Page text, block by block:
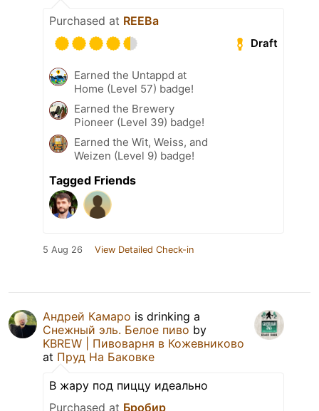
Purchased at REEBa
Draft
Earned the Untappd at
Home (Level 57) badge!
Earned the Brewery
Pioneer (Level 39) badge!
Earned the Wit, Weiss, and
Weizen (Level 9) badge!
Tagged Friends
5 Aug 26 View Detailed Check-in
Андрей Камаро is drinking a
Снежный эль. Белое пиво by
KBREW | Пивоварня в Кожевниково
at Пруд На Баковке
В жару под пиццу идеально
Purchased at Бробир